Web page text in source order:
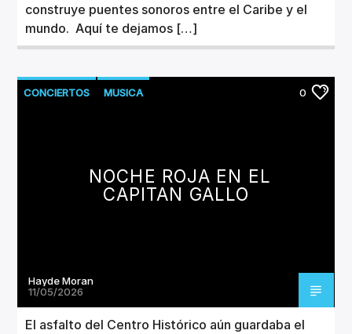
construye puentes sonoros entre el Caribe y el
mundo. Aquí te dejamos […]
CONCIERTOS MUSICA 0
NOCHE ROJA EN EL
CAPITAN GALLO
Hayde Moran
11/05/2026
El asfalto del Centro Histórico aún guardaba el